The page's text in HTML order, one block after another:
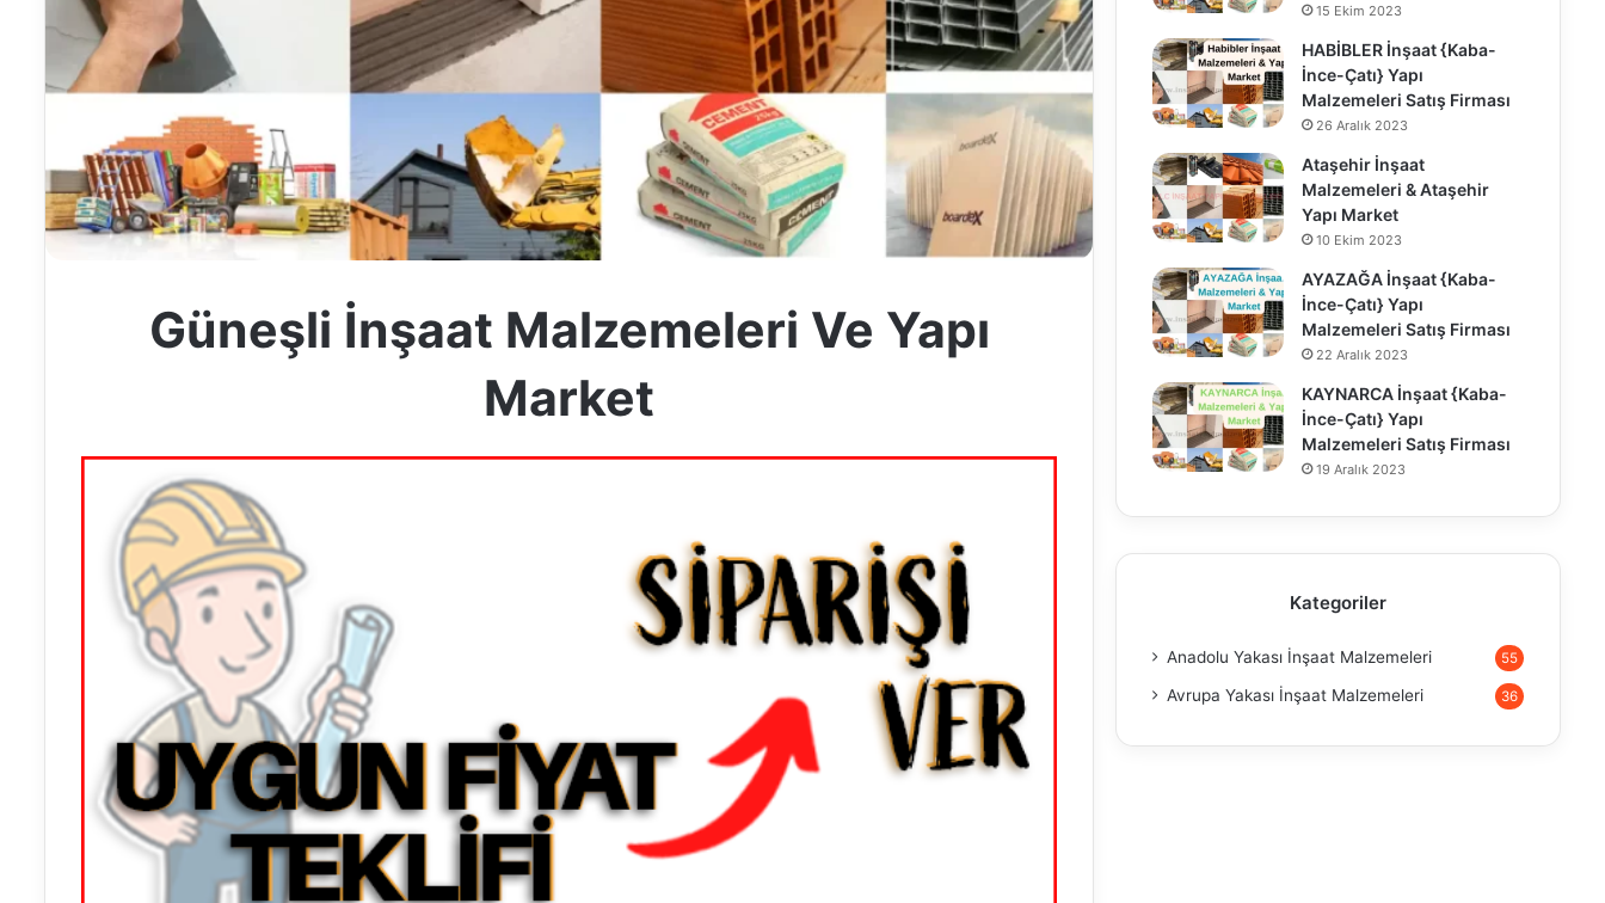
Güneşli İnşaat Malzemeleri Ve Yapı
Market
15 Ekim 2023
HABİBLER İnşaat {Kaba-
İnce-Çatı} Yapı
Malzemeleri Satış Firması
26 Aralık 2023
Ataşehir İnşaat
Malzemeleri & Ataşehir
Yapı Market
10 Ekim 2023
AYAZAĞA İnşaat {Kaba-
İnce-Çatı} Yapı
Malzemeleri Satış Firması
22 Aralık 2023
KAYNARCA İnşaat {Kaba-
İnce-Çatı} Yapı
Malzemeleri Satış Firması
19 Aralık 2023
Kategoriler
Anadolu Yakası İnşaat Malzemeleri 55
Avrupa Yakası İnşaat Malzemeleri 36